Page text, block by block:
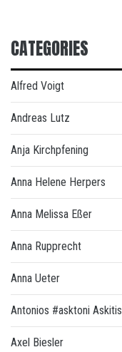
CATEGORIES
Alfred Voigt
Andreas Lutz
Anja Kirchpfening
Anna Helene Herpers
Anna Melissa Eßer
Anna Rupprecht
Anna Ueter
Antonios #asktoni Askitis
Axel Biesler